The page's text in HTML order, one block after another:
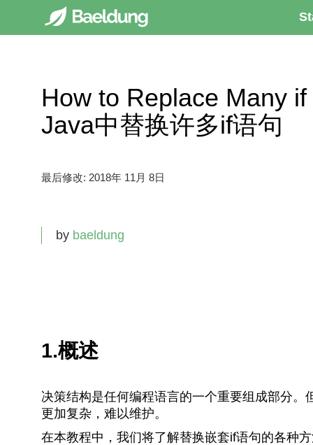
How to Replace Many
Java中替换许多if语句
最后修改: 2018年 11月 8日
by baeldung
1.概述
决策结构是任何编程语言的一个重要组成部分
更加复杂，难以维护。
在本教程中，我们将了解替换嵌套if语句的各种